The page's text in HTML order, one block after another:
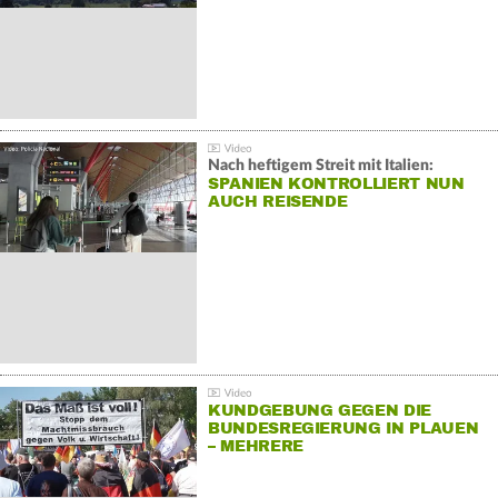
Nach heftigem Streit mit Italien:
SPANIEN KONTROLLIERT NUN
AUCH REISENDE
KUNDGEBUNG GEGEN DIE
BUNDESREGIERUNG IN PLAUEN
– MEHRERE